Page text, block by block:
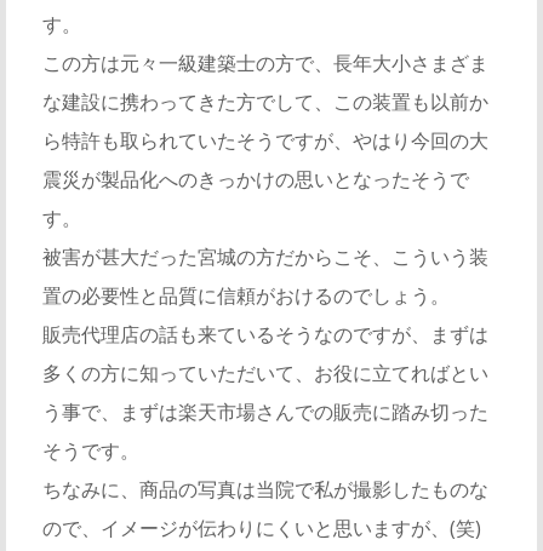
す。
この方は元々一級建築士の方で、長年大小さまざま
な建設に携わってきた方でして、この装置も以前か
ら特許も取られていたそうですが、やはり今回の大
震災が製品化へのきっかけの思いとなったそうで
す。
被害が甚大だった宮城の方だからこそ、こういう装
置の必要性と品質に信頼がおけるのでしょう。
販売代理店の話も来ているそうなのですが、まずは
多くの方に知っていただいて、お役に立てればとい
う事で、まずは楽天市場さんでの販売に踏み切った
そうです。
ちなみに、商品の写真は当院で私が撮影したものな
ので、イメージが伝わりにくいと思いますが、(笑)